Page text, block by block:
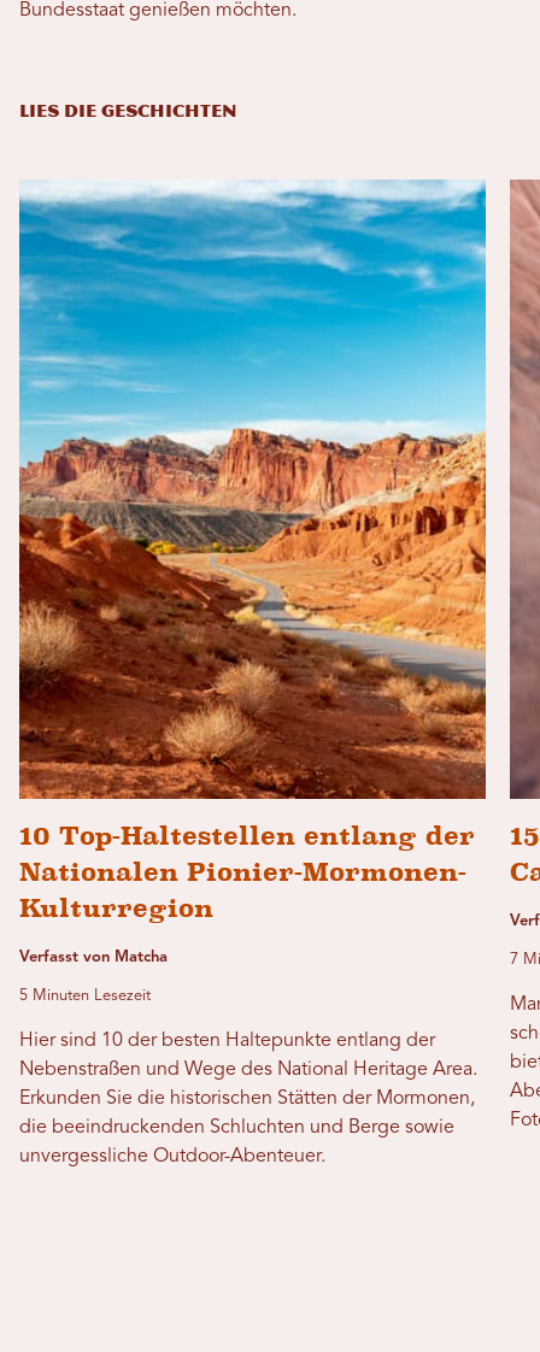
Bundesstaat genießen möchten.
LIES DIE GESCHICHTEN
10 Top-Haltestellen entlang der
Nationalen Pionier-Mormonen-
Kulturregion
Verfasst von Matcha
5 Minuten Lesezeit
Hier sind 10 der besten Haltepunkte entlang der
Nebenstraßen und Wege des National Heritage Area.
Erkunden Sie die historischen Stätten der Mormonen,
die beeindruckenden Schluchten und Berge sowie
unvergessliche Outdoor-Abenteuer.
7